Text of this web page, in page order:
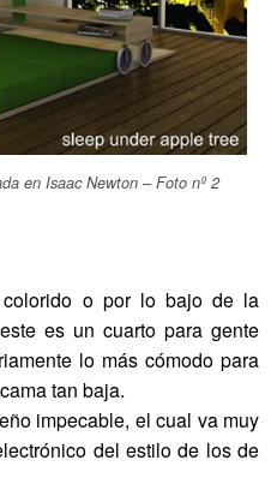
en Isaac Newton – Foto nº 2
o por lo bajo de la
es un cuarto para gente
lo más cómodo para
tan baja.
impecable, el cual va muy
del estilo de los de